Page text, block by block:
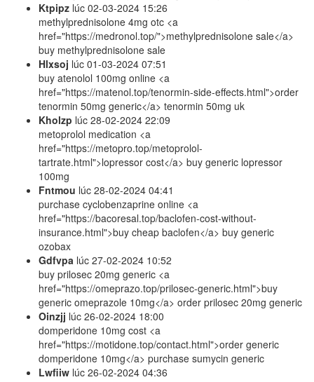
Ktpipz lúc 02-03-2024 15:26
methylprednisolone 4mg otc <a
href="https://medronol.top/">methylprednisolone sale</a>
buy methylprednisolone sale
Hlxsoj lúc 01-03-2024 07:51
buy atenolol 100mg online <a
href="https://matenol.top/tenormin-side-effects.html">order
tenormin 50mg generic</a> tenormin 50mg uk
Kholzp lúc 28-02-2024 22:09
metoprolol medication <a
href="https://metopro.top/metoprolol-
tartrate.html">lopressor cost</a> buy generic lopressor
100mg
Fntmou lúc 28-02-2024 04:41
purchase cyclobenzaprine online <a
href="https://bacoresal.top/baclofen-cost-without-
insurance.html">buy cheap baclofen</a> buy generic
ozobax
Gdfvpa lúc 27-02-2024 10:52
buy prilosec 20mg generic <a
href="https://omeprazo.top/prilosec-generic.html">buy
generic omeprazole 10mg</a> order prilosec 20mg generic
Oinzjj lúc 26-02-2024 18:00
domperidone 10mg cost <a
href="https://motidone.top/contact.html">order generic
domperidone 10mg</a> purchase sumycin generic
Lwfiiw lúc 26-02-2024 04:36